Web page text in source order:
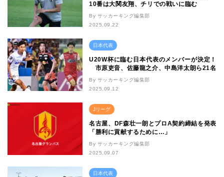
10番は大関友翔、チリでの戦いに臨む
By サッカーキング編集部
2025.09.22
日本代表
U20W杯に臨む日本代表のメンバーが決定！
市原吏音、佐藤龍之介、中島洋太朗ら21名
By サッカーキング編集部
2025.09.12
Jリーグ
名古屋、DF森壮一朗とプロA契約締結を発表
「勝利に貢献するために…」
By サッカーキング編集部
2025.09.07
日本代表